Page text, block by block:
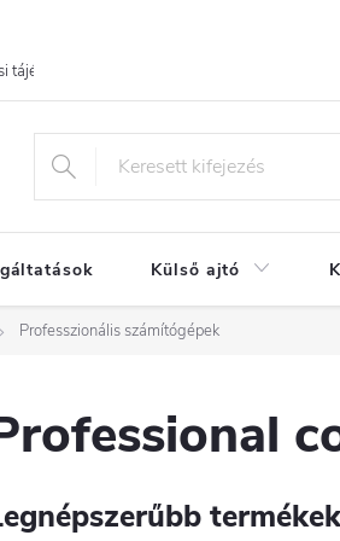
tájékoztató
Külső ajtó
Professzionális számítógépek
termékek